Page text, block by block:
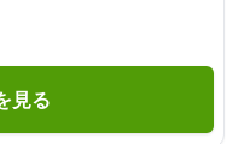
見る